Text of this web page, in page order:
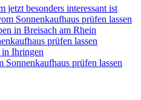
jetzt besonders interessant ist
Sonnenkaufhaus prüfen lassen
in Breisach am Rhein
prüfen lassen
Ihringen
prüfen lassen